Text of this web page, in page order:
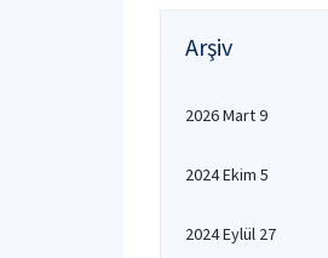
Arşiv
2026 Mart 9
2024 Ekim 5
2024 Eylül 27